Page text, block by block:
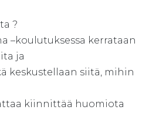
?
–koulutuksessa kerrataan
ja
keskustellaan siitä, mihin
kiinnittää huomiota